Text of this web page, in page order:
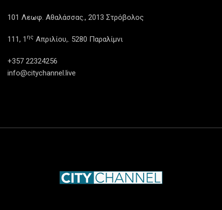
101 Λεωφ. Αθαλάσσας., 2013 Στρόβολος
111, 1 ης Απριλίου,. 5280 Παραλίμνι
+357 22324256
info@citychannel.live